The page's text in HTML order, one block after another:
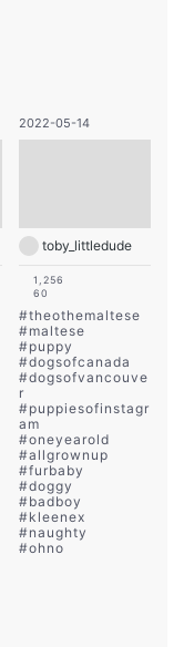
2022-05-14
toby_littledude
1,256
60
#theothemaltese
#maltese
#puppy
#dogsofcanada
#dogsofvancouve
r
#puppiesofinstagr
am
#oneyearold
#allgrownup
#furbaby
#doggy
#badboy
#kleenex
#naughty
#ohno